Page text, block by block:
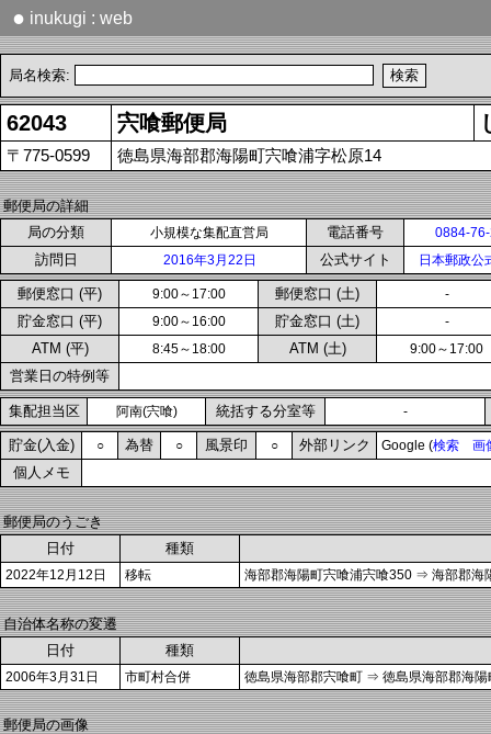
● inukugi : web
局名検索:
62043 宍喰郵便局
〒775-0599 徳島県海部郡海陽町宍喰浦字松原14
郵便局の詳細
局の分類
小規模な集配直営局 電話番号 0884-
訪問日 2016年3月22日 公式サイト 日本郵政公
郵便窓口 (平) 9:00～17:00 郵便窓口 (土) -
貯金窓口 (平) 9:00～16:00 貯金窓口 (土) -
ATM (平) 8:45～18:00 ATM (土) 9:00～17:00
営業日の特例等
集配担当区 阿南(宍喰) 統括する分室等 -
貯金(入金) ○ 為替 ○ 風景印 ○ 外部リンク Google (検索 画
個人メモ
郵便局のうごき
日付
種類
2022年12月12日 移転 海部郡海陽町宍喰浦宍喰350 ⇒ 海部郡海
自治体名称の変遷
日付
種類
2006年3月31日 市町村合併 徳島県海部郡宍喰町 ⇒ 徳島県海部郡海陽
郵便局の画像